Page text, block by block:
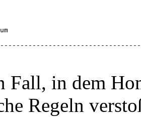
Fall, in dem
Regeln